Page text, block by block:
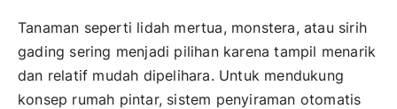
Tanaman seperti lidah mertua, monstera, atau sirih
gading sering menjadi pilihan karena tampil menarik
dan relatif mudah dipelihara. Untuk mendukung
konsep rumah pintar, sistem penyiraman otomatis